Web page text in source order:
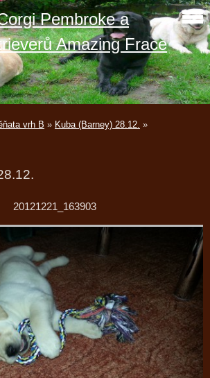
Pembroke a
Amazing Frace
vrh B » Kuba (Barney) 28.12. »
20121221_163903